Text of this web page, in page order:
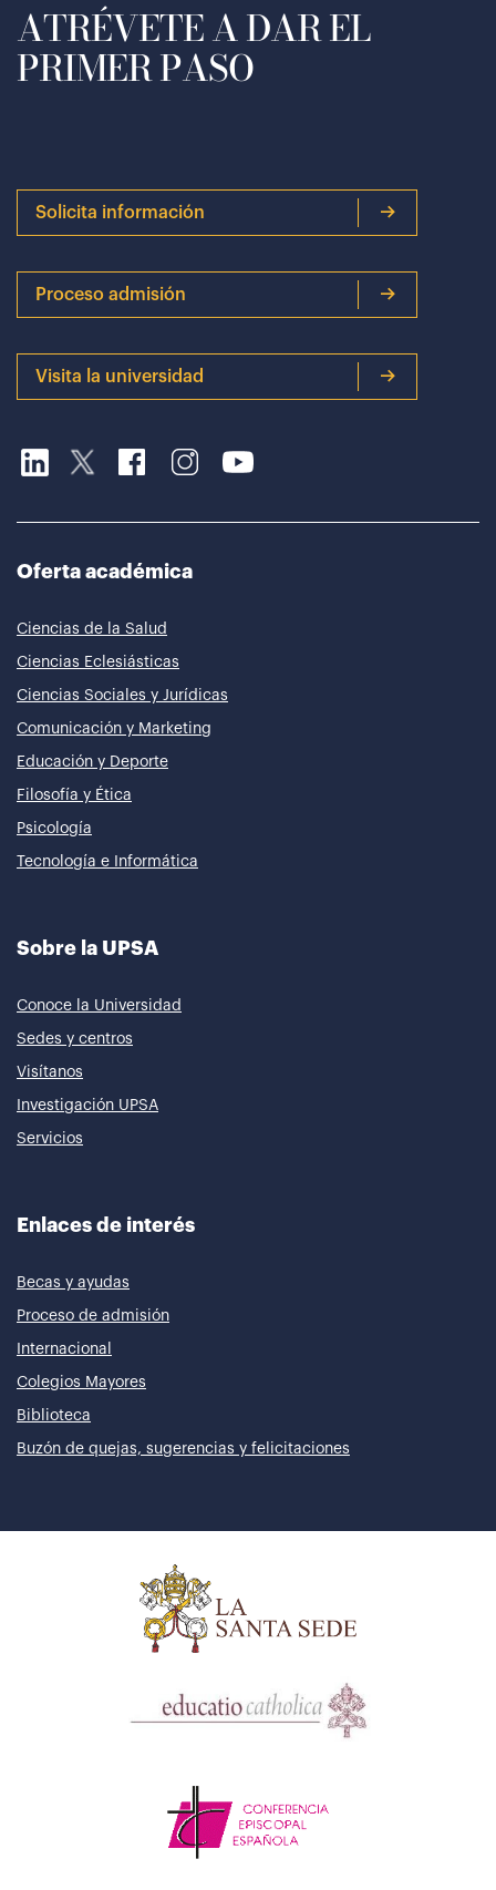
ATRÉVETE A DAR EL
PRIMER PASO
Solicita información
Proceso admisión
Visita la universidad
Oferta académica
Ciencias de la Salud
Ciencias Eclesiásticas
Ciencias Sociales y Jurídicas
Comunicación y Marketing
Educación y Deporte
Filosofía y Ética
Psicología
Tecnología e Informática
Sobre la UPSA
Conoce la Universidad
Sedes y centros
Visítanos
Investigación UPSA
Servicios
Enlaces de interés
Becas y ayudas
Proceso de admisión
Internacional
Colegios Mayores
Biblioteca
Buzón de quejas, sugerencias y felicitaciones